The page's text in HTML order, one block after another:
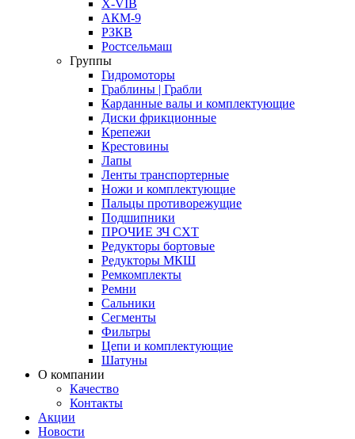
X-VIB
АКМ-9
РЗКВ
Ростсельмаш
Группы
Гидромоторы
Граблины | Грабли
Карданные валы и комплектующие
Диски фрикционные
Крепежи
Крестовины
Лапы
Ленты транспортерные
Ножи и комплектующие
Пальцы противорежущие
Подшипники
ПРОЧИЕ ЗЧ СХТ
Редукторы бортовые
Редукторы МКШ
Ремкомплекты
Ремни
Сальники
Сегменты
Фильтры
Цепи и комплектующие
Шатуны
О компании
Качество
Контакты
Акции
Новости